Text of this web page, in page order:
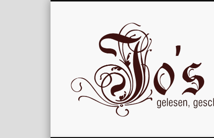
gelesen, geschrieben und nachgedacht